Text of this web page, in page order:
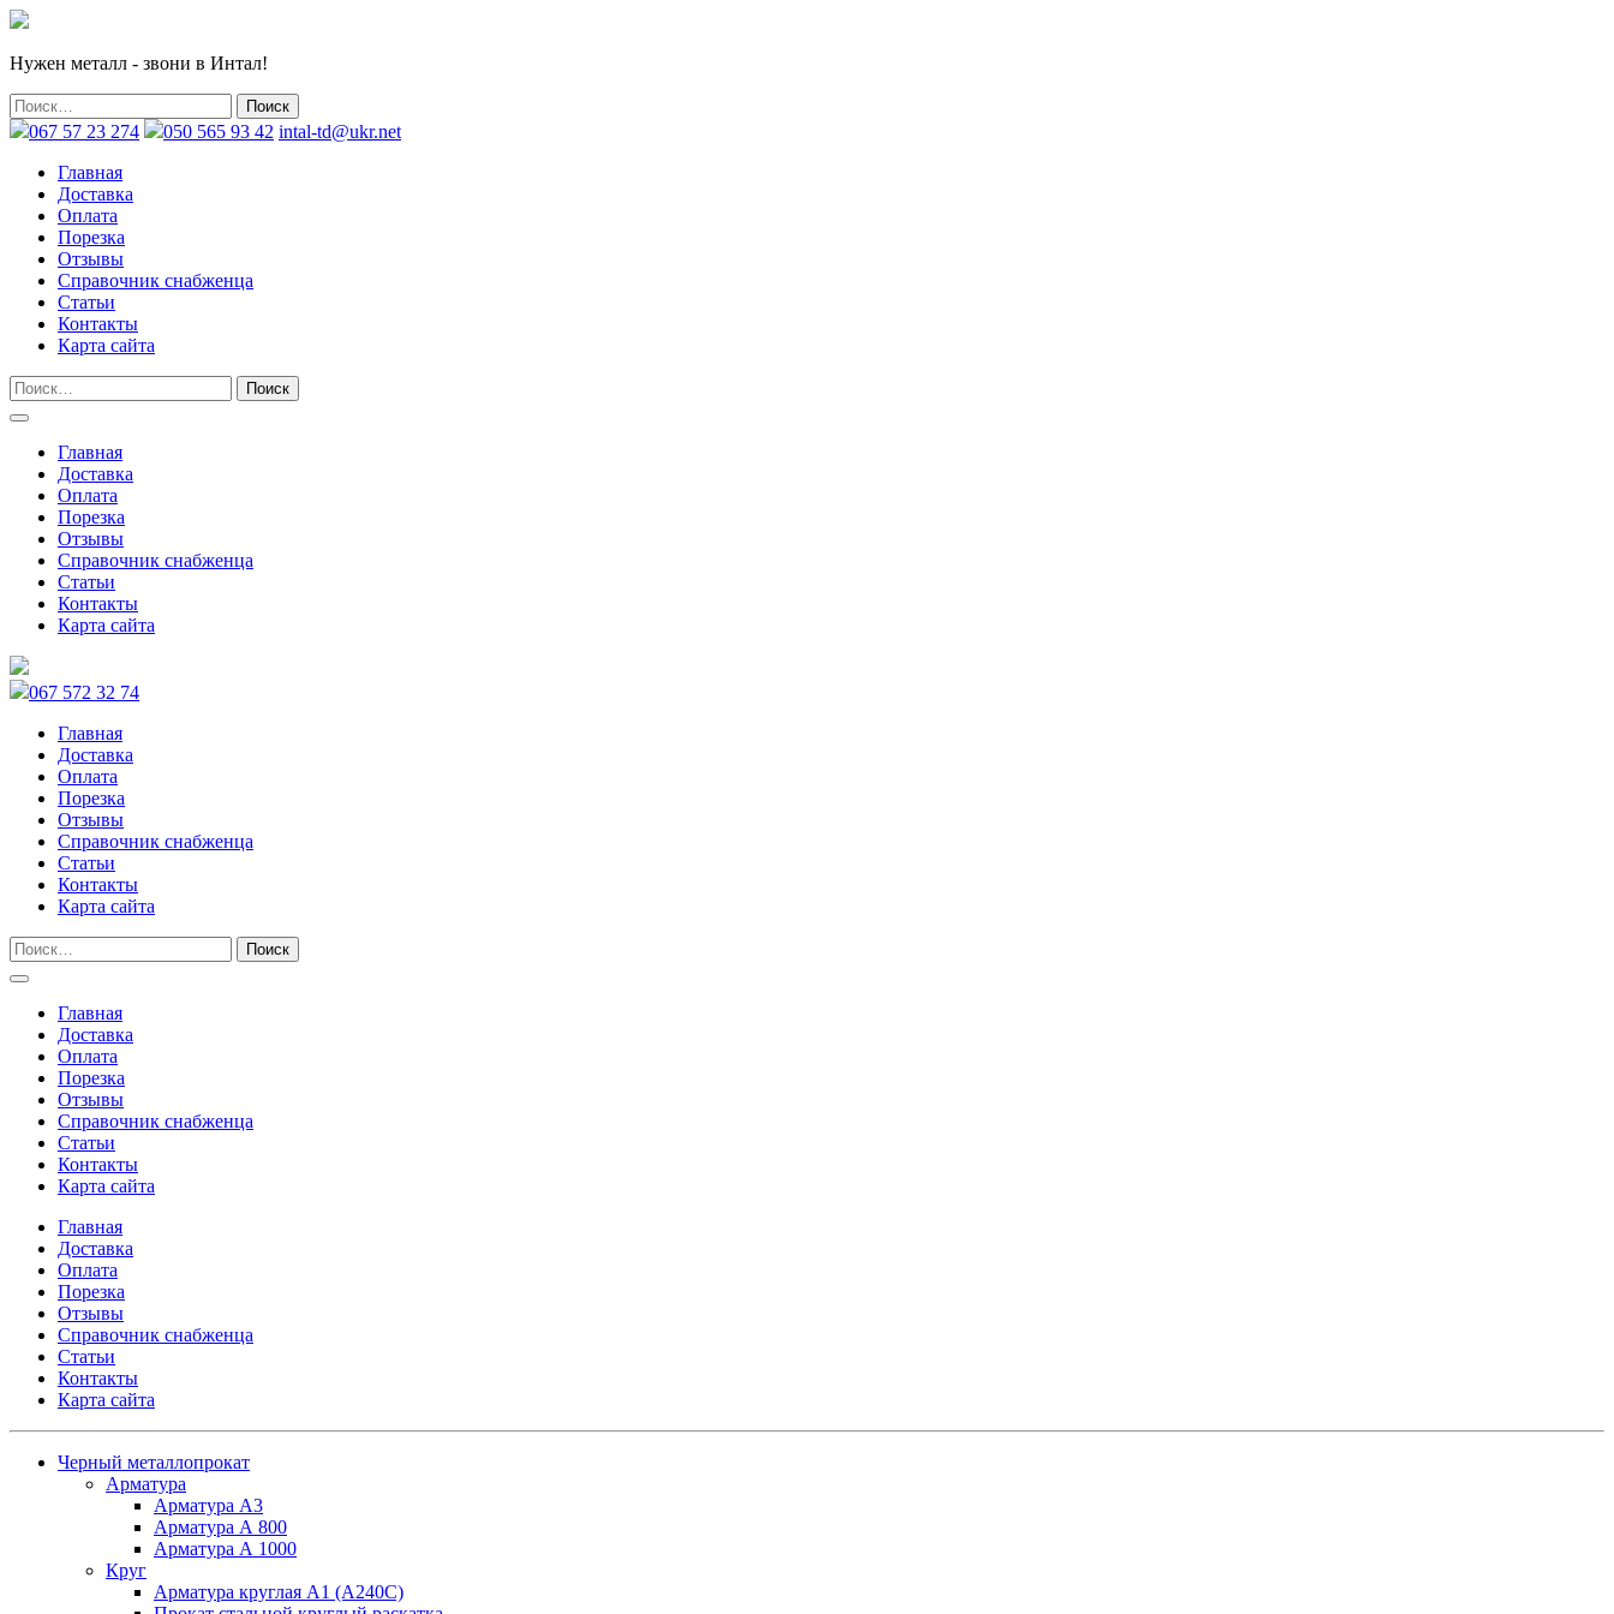
Нужен металл - звони в Интал!
067 57 23 274 050 565 93 42 intal-td@ukr.net
Главная
Доставка
Оплата
Порезка
Отзывы
Справочник снабженца
Статьи
Контакты
Карта сайта
Главная
Доставка
Оплата
Порезка
Отзывы
Справочник снабженца
Статьи
Контакты
Карта сайта
067 572 32 74
Главная
Доставка
Оплата
Порезка
Отзывы
Справочник снабженца
Статьи
Контакты
Карта сайта
Главная
Доставка
Оплата
Порезка
Отзывы
Справочник снабженца
Статьи
Контакты
Карта сайта
Главная
Доставка
Оплата
Порезка
Отзывы
Справочник снабженца
Статьи
Контакты
Карта сайта
Черный металлопрокат
Арматура
Арматура А3
Арматура А 800
Арматура А 1000
Круг
Арматура круглая А1 (А240C)